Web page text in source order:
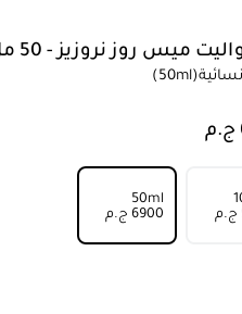
ميس روز نروزيز - 50 مل
(50ml)
50ml
⁦6900⁩ ج.م